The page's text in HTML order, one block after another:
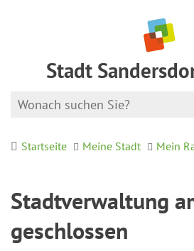
Stadt
Startseite Meine Stadt Mein
Stadtverwaltung
geschlossen